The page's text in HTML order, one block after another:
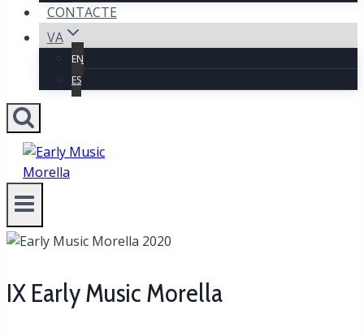
CONTACTE
VA
EN
ES
IX Early Music Morella